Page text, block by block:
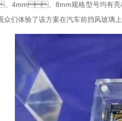
、8mm规格型号均有亮相
，观众们体验了该方案在汽车前挡风玻璃上